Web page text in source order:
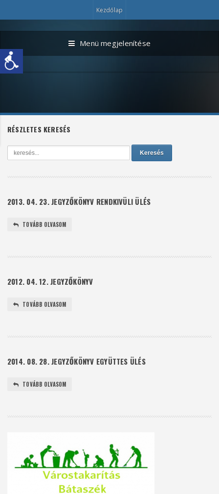
Kezdőlap
Menü megjelenítése
RÉSZLETES KERESÉS
Keresés
2013. 04. 23. JEGYZŐKÖNYV RENDKIVÜLI ÜLÉS
TOVÁBB OLVASOM
2012. 04. 12. JEGYZŐKÖNYV
TOVÁBB OLVASOM
2014. 08. 28. JEGYZŐKÖNYV EGYÜTTES ÜLÉS
TOVÁBB OLVASOM